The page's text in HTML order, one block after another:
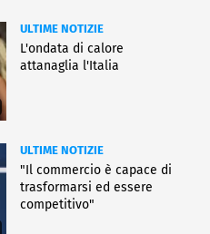
ULTIME NOTIZIE
L'ondata di calore
attanaglia l'Italia
ULTIME NOTIZIE
"Il commercio è capace di
trasformarsi ed essere
competitivo"